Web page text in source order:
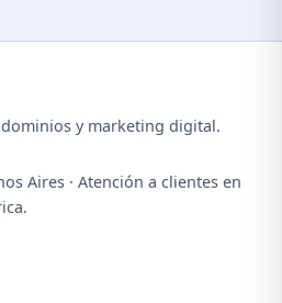
y marketing digital.
Aires · Atención a clientes en